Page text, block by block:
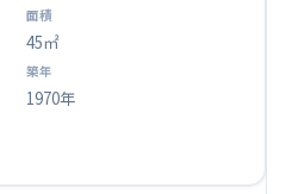
45㎡
1970年